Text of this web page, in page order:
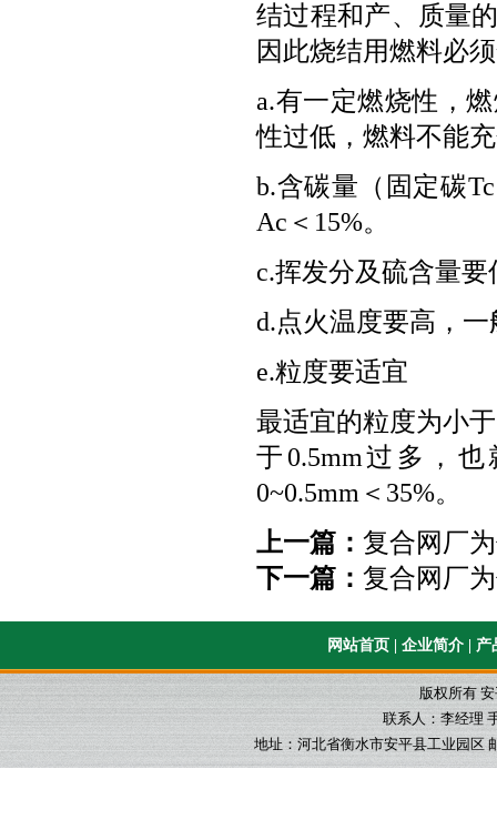
结过程和产、质量
因此烧结用燃料必
a.有一定燃烧性，
性过低，燃料不能
b.含碳量（固定碳
Ac＜15%。
c.挥发分及硫含量要
d.点火温度要高，
e.粒度要适宜
最适宜的粒度为小
于0.5mm过多，
0~0.5mm＜35%。
上一篇： 复合网厂
下一篇： 复合网厂
网站首页| 企业简介| 产
版权所有
联系人：李经理
地址：河北省衡水市安平县工业园区